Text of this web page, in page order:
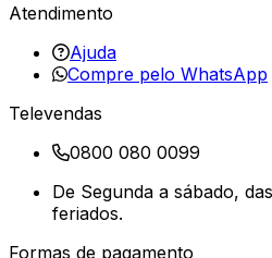
Atendimento
Ajuda
Compre pelo WhatsApp
Televendas
0800 080 0099
De Segunda a sábado,
feriados.
Formas de pagamento